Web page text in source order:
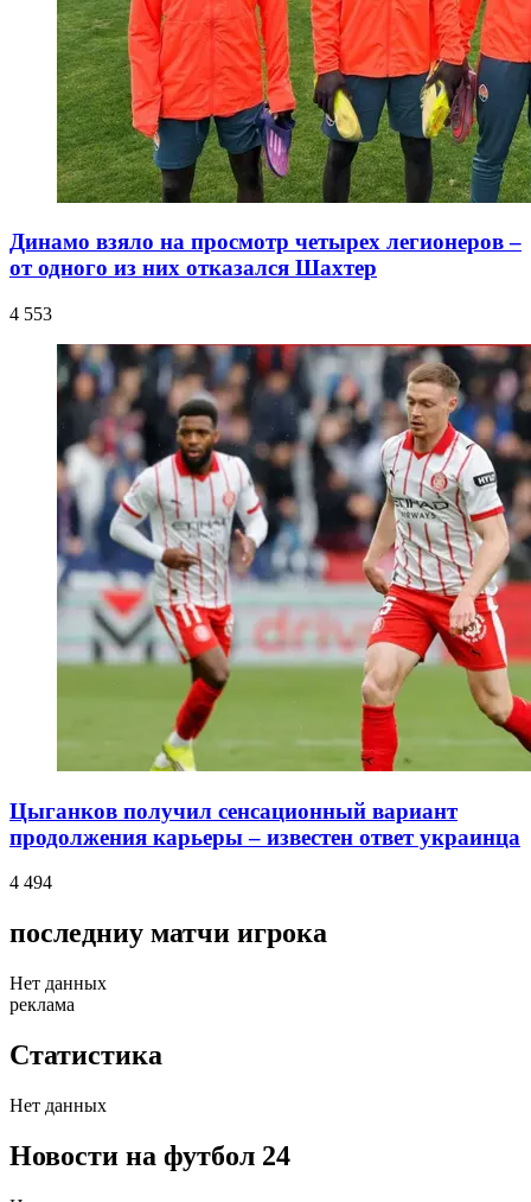
Динамо взяло на просмотр четырех легионеров –
от одного из них отказался Шахтер
4 553
Цыганков получил сенсационный вариант
продолжения карьеры – известен ответ украинца
4 494
последниу матчи игрока
Нет данных
реклама
Статистика
Нет данных
Новости на футбол 24